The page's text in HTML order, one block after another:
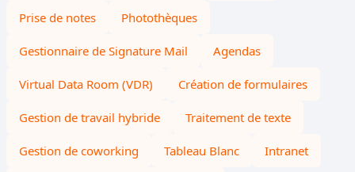
Prise de notes Photothèques
Gestionnaire de Signature Mail Agendas
Virtual Data Room (VDR) Création de formulaires
Gestion de travail hybride Traitement de texte
Gestion de coworking Tableau Blanc Intranet